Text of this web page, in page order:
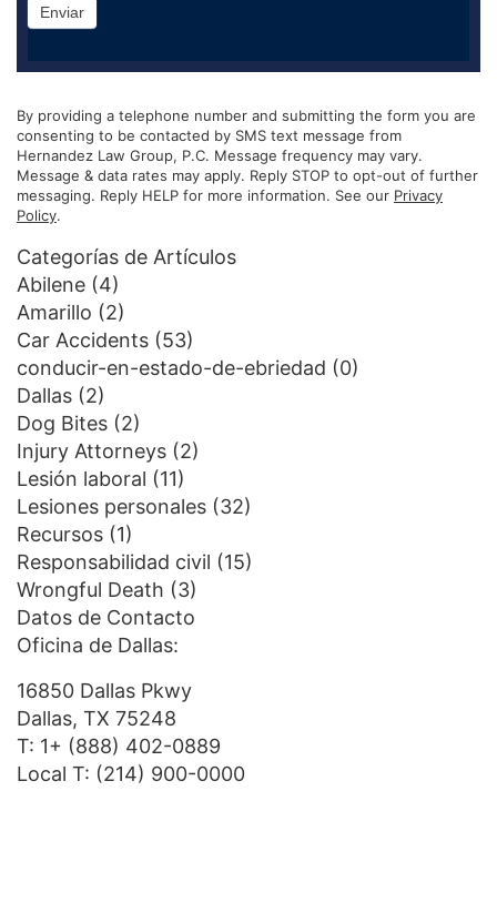
Enviar
By providing a telephone number and submitting the form you are
consenting to be contacted by SMS text message from
Hernandez Law Group, P.C. Message frequency may vary.
Message & data rates may apply. Reply STOP to opt-out of further
messaging. Reply HELP for more information. See our Privacy
Policy.
Categorías de Artículos
Abilene (4)
Amarillo (2)
Car Accidents (53)
conducir-en-estado-de-ebriedad (0)
Dallas (2)
Dog Bites (2)
Injury Attorneys (2)
Lesión laboral (11)
Lesiones personales (32)
Recursos (1)
Responsabilidad civil (15)
Wrongful Death (3)
Datos de Contacto
Oficina de Dallas:
16850 Dallas Pkwy
Dallas, TX 75248
T: 1+ (888) 402-0889
Local T: (214) 900-0000